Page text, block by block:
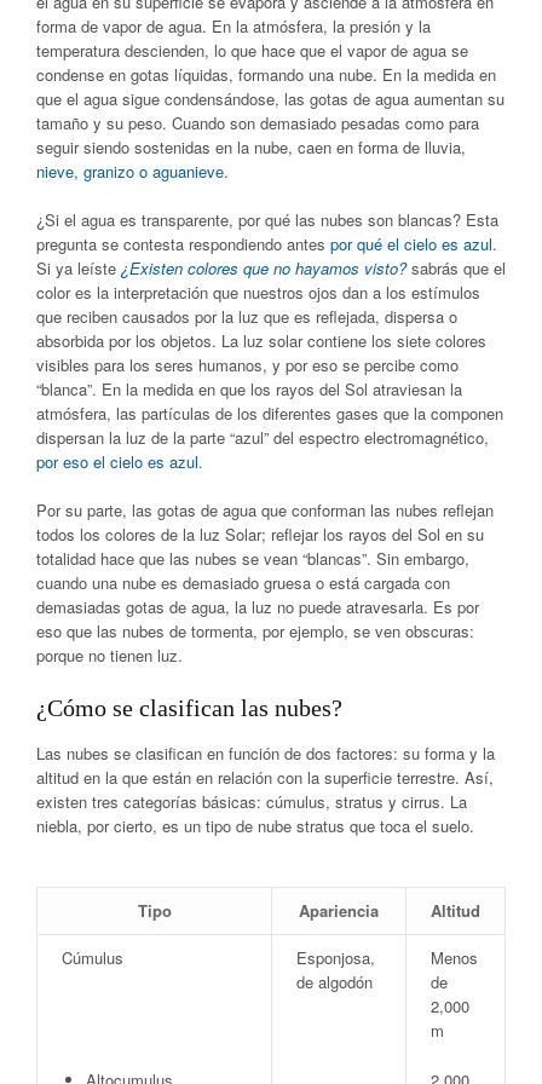
forma de vapor de agua. En la atmósfera, la presión y la
temperatura descienden, lo que hace que el vapor de agua se
condense en gotas líquidas, formando una nube. En la medida en
que el agua sigue condensándose, las gotas de agua aumentan su
tamaño y su peso. Cuando son demasiado pesadas como para
seguir siendo sostenidas en la nube, caen en forma de lluvia,
nieve, granizo o aguanieve.
¿Si el agua es transparente, por qué las nubes son blancas? Esta
pregunta se contesta respondiendo antes por qué el cielo es azul.
Si ya leíste ¿Existen colores que no hayamos visto?sabrás que el
color es la interpretación que nuestros ojos dan a los estímulos
que reciben causados por la luz que es reflejada, dispersa o
absorbida por los objetos. La luz solar contiene los siete colores
visibles para los seres humanos, y por eso se percibe como
“blanca”. En la medida en que los rayos del Sol atraviesan la
atmósfera, las partículas de los diferentes gases que la componen
dispersan la luz de la parte “azul” del espectro electromagnético,
por eso el cielo es azul.
Por su parte, las gotas de agua que conforman las nubes reflejan
todos los colores de la luz Solar; reflejar los rayos del Sol en su
totalidad hace que las nubes se vean “blancas”. Sin embargo,
cuando una nube es demasiado gruesa o está cargada con
demasiadas gotas de agua, la luz no puede atravesarla. Es por
eso que las nubes de tormenta, por ejemplo, se ven obscuras:
porque no tienen luz.
¿Cómo se clasifican las nubes?
Las nubes se clasifican en función de dos factores: su forma y la
altitud en la que están en relación con la superficie terrestre. Así,
existen tres categorías básicas: cúmulus, stratus y cirrus. La
niebla, por cierto, es un tipo de nube stratus que toca el suelo.
Tipo Apariencia Altitud
Cúmulus
Esponjosa,
de algodón
Menos
de
2,000
m